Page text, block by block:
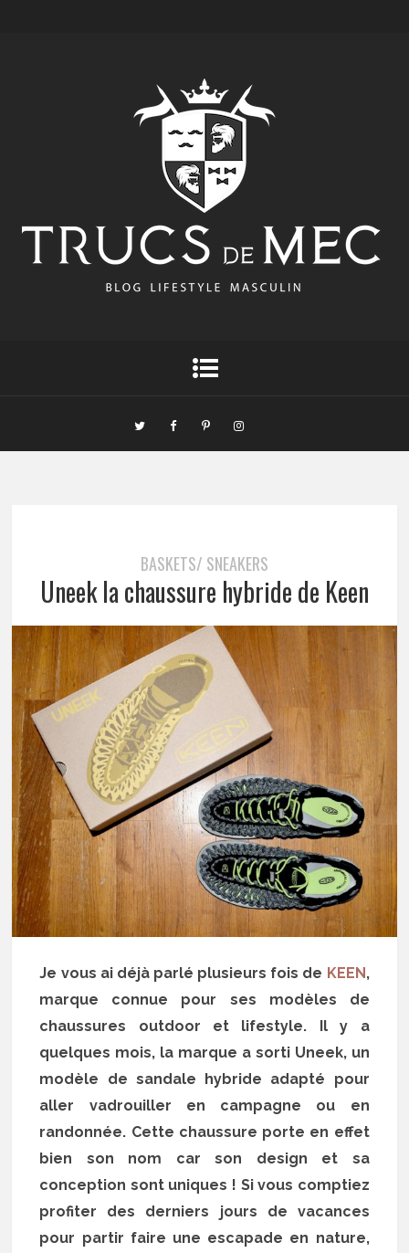
BASKETS/ SNEAKERS
Uneek la chaussure hybride de Keen
Je vous ai déjà parlé plusieurs fois de KEEN,
marque connue pour ses modèles de
chaussures outdoor et lifestyle. Il y a
quelques mois, la marque a sorti Uneek, un
modèle de sandale hybride adapté pour
aller vadrouiller en campagne ou en
randonnée. Cette chaussure porte en effet
bien son nom car son design et sa
conception sont uniques ! Si vous comptiez
profiter des derniers jours de vacances
pour partir faire une escapade en nature,